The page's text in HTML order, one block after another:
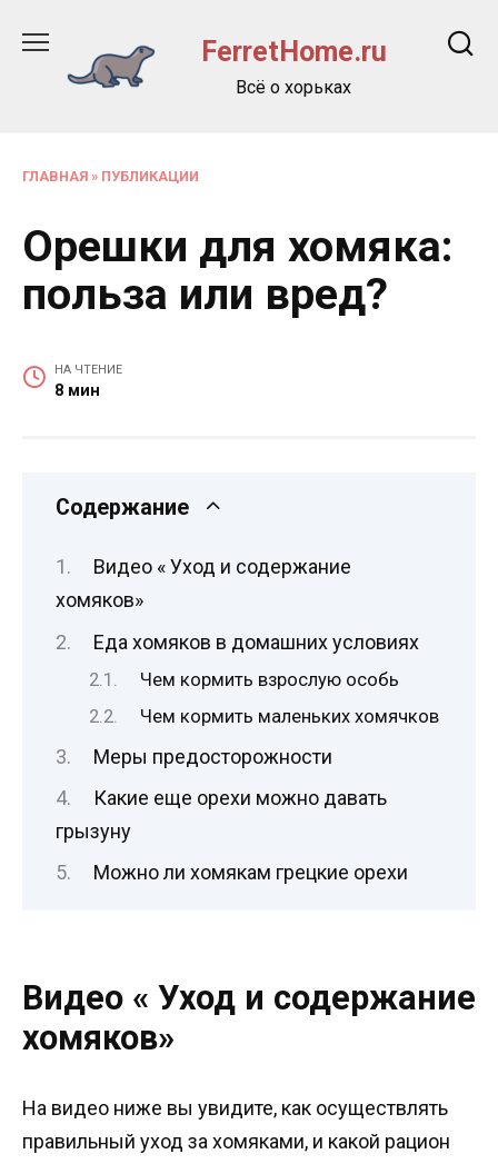
содержанию
FerretHome.ru
Всё о хорьках
ГЛАВНАЯ » ПУБЛИКАЦИИ
Орешки для хомяка:
польза или вред?
НА ЧТЕНИЕ
8 мин
Содержание
Видео « Уход и содержание
хомяков»
Еда хомяков в домашних условиях
Чем кормить взрослую особь
Чем кормить маленьких хомячков
Меры предосторожности
Какие еще орехи можно давать
грызуну
Можно ли хомякам грецкие орехи
Видео « Уход и содержание
хомяков»
На видео ниже вы увидите, как осуществлять
правильный уход за хомяками, и какой рацион